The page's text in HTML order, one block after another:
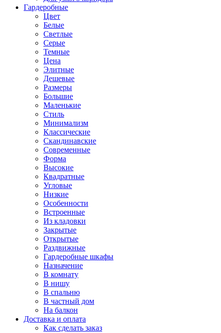
Гардеробные
Цвет
Белые
Светлые
Серые
Темные
Цена
Элитные
Дешевые
Размеры
Большие
Маленькие
Стиль
Минимализм
Классические
Скандинавские
Современные
Форма
Высокие
Квадратные
Угловые
Низкие
Особенности
Встроенные
Из кладовки
Закрытые
Открытые
Раздвижные
Гардеробные шкафы
Назначение
В комнату
В нишу
В спальню
В частный дом
На балкон
Доставка и оплата
Как сделать заказ